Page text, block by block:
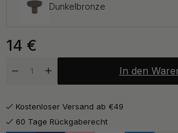
Dunkelbronze
14 €
In den
Kostenloser Versand ab €49
60 Tage Rückgaberecht